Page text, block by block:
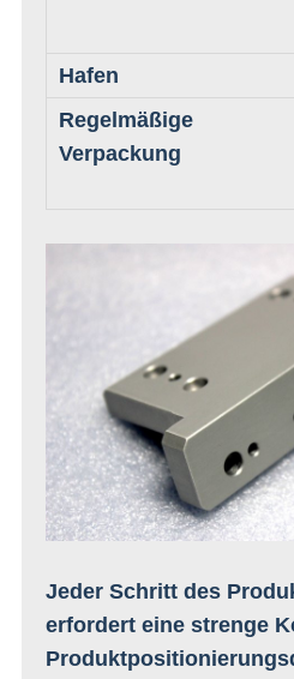
Hafen
Regelmäßige
Verpackung
Jeder Schritt des
erfordert eine strenge